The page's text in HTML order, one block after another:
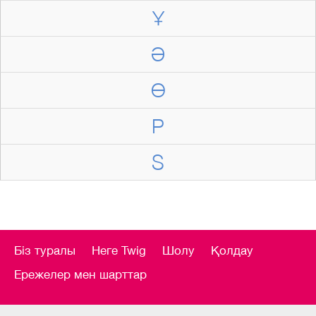
Ұ
Ә
Ө
P
S
Біз туралы Неге Twig Шолу
Қолдау
Ережелер мен шарттар